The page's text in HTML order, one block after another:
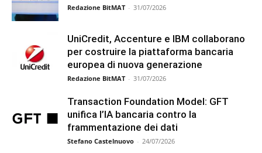
Redazione BitMAT - 31/07/2026
UniCredit, Accenture e IBM collaborano
per costruire la piattaforma bancaria
europea di nuova generazione
Redazione BitMAT - 31/07/2026
Transaction Foundation Model: GFT
unifica l’IA bancaria contro la
frammentazione dei dati
Stefano Castelnuovo - 24/07/2026